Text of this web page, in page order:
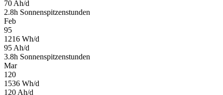
70 Ah/d
2.8h Sonnenspitzenstunden
Feb
95
1216 Wh/d
95 Ah/d
3.8h Sonnenspitzenstunden
Mar
120
1536 Wh/d
120 Ah/d